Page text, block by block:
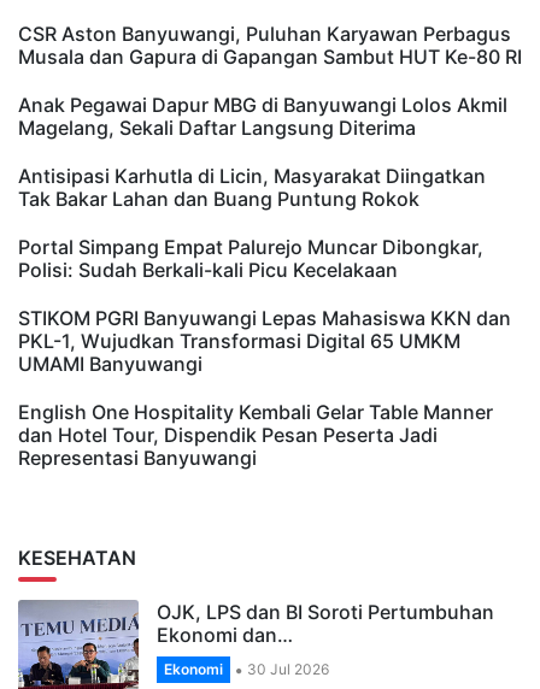
CSR Aston Banyuwangi, Puluhan Karyawan Perbagus
Musala dan Gapura di Gapangan Sambut HUT Ke-80 RI
Anak Pegawai Dapur MBG di Banyuwangi Lolos Akmil
Magelang, Sekali Daftar Langsung Diterima
Antisipasi Karhutla di Licin, Masyarakat Diingatkan
Tak Bakar Lahan dan Buang Puntung Rokok
Portal Simpang Empat Palurejo Muncar Dibongkar,
Polisi: Sudah Berkali-kali Picu Kecelakaan
STIKOM PGRI Banyuwangi Lepas Mahasiswa KKN dan
PKL-1, Wujudkan Transformasi Digital 65 UMKM
UMAMI Banyuwangi
English One Hospitality Kembali Gelar Table Manner
dan Hotel Tour, Dispendik Pesan Peserta Jadi
Representasi Banyuwangi
KESEHATAN
OJK, LPS dan BI Soroti Pertumbuhan
Ekonomi dan…
Ekonomi 30 Jul 2026